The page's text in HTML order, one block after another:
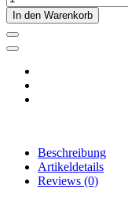
In den Warenkorb
Beschreibung
Artikeldetails
Reviews (0)